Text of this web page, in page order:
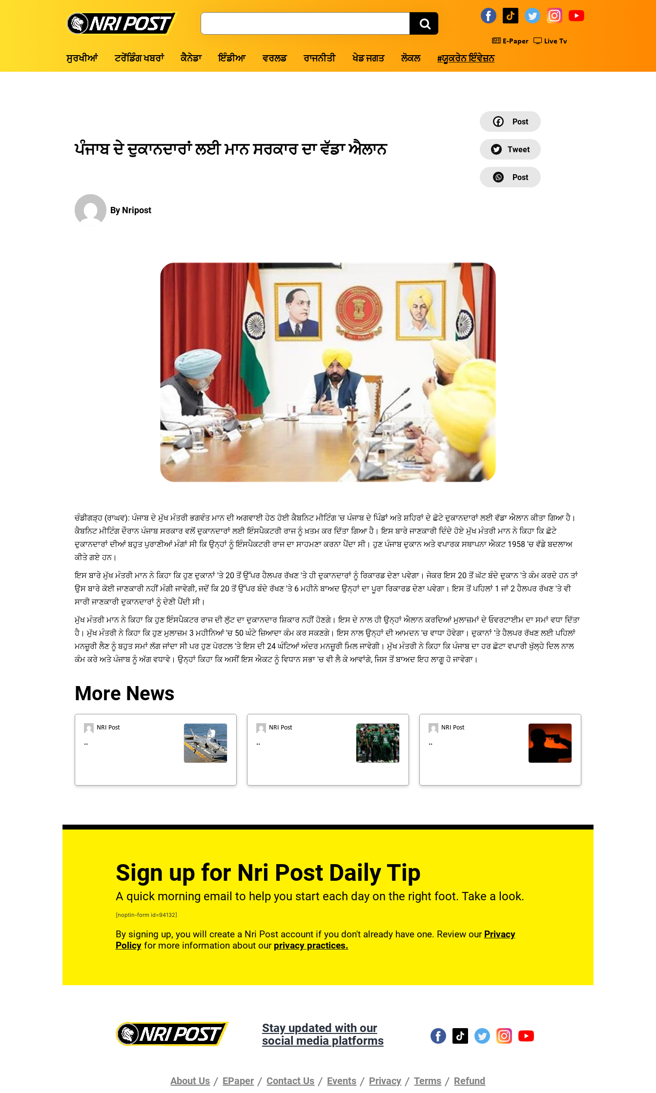
Post
Search
E-Paper Live Tv
ਸੁਰਖੀਆਂ ਟਰੇਂਡਿੰਗ ਖਬਰਾਂ ਕੈਨੇਡਾ ਇੰਡੀਆ ਵਰਲਡ ਰਾਜਨੀਤੀ ਖੇਡ ਜਗਤ ਲੋਕਲ #ਯੂਕਰੇਨ ਇੰਵੇਜ਼ਨ
ਪੰਜਾਬ ਦੇ ਦੁਕਾਨਦਾਰਾਂ ਲਈ ਮਾਨ ਸਰਕਾਰ ਦਾ ਵੱਡਾ ਐਲਾਨ
By Nripost
ਚੰਡੀਗੜ੍ਹ (ਰਾਘਵ): ਪੰਜਾਬ ਦੇ ਮੁੱਖ ਮੰਤਰੀ ਭਗਵੰਤ ਮਾਨ ਦੀ ਅਗਵਾਈ ਹੇਠ ਹੋਈ ਕੈਬਨਿਟ ਮੀਟਿੰਗ 'ਚ ਪੰਜਾਬ ਦੇ ਪਿੰਡਾਂ ਅਤੇ ਸ਼ਹਿਰਾਂ ਦੇ ਛੋਟੇ ਦੁਕਾਨਦਾਰਾਂ ਲਈ ਵੱਡਾ ਐਲਾਨ ਕੀਤਾ ਗਿਆ ਹੈ।
ਕੈਬਨਿਟ ਮੀਟਿੰਗ ਦੌਰਾਨ ਪੰਜਾਬ ਸਰਕਾਰ ਵਲੋਂ ਦੁਕਾਨਦਾਰਾਂ ਲਈ ਇੰਸਪੈਕਟਰੀ ਰਾਜ ਨੂੰ ਖ਼ਤਮ ਕਰ ਦਿੱਤਾ ਗਿਆ ਹੈ। ਇਸ ਬਾਰੇ ਜਾਣਕਾਰੀ ਦਿੰਦੇ ਹੋਏ ਮੁੱਖ ਮੰਤਰੀ ਮਾਨ ਨੇ ਕਿਹਾ ਕਿ ਛੋਟੇ
ਦੁਕਾਨਦਾਰਾਂ ਦੀਆਂ ਬਹੁਤ ਪੁਰਾਣੀਆਂ ਮੰਗਾਂ ਸੀ ਕਿ ਉਨ੍ਹਾਂ ਨੂੰ ਇੰਸਪੈਕਟਰੀ ਰਾਜ ਦਾ ਸਾਹਮਣਾ ਕਰਨਾ ਪੈਂਦਾ ਸੀ। ਹੁਣ ਪੰਜਾਬ ਦੁਕਾਨ ਅਤੇ ਵਪਾਰਕ ਸਥਾਪਨਾ ਐਕਟ 1958 'ਚ ਵੱਡੇ ਬਦਲਾਅ
ਕੀਤੇ ਗਏ ਹਨ।
ਇਸ ਬਾਰੇ ਮੁੱਖ ਮੰਤਰੀ ਮਾਨ ਨੇ ਕਿਹਾ ਕਿ ਹੁਣ ਦੁਕਾਨਾਂ 'ਤੇ 20 ਤੋਂ ਉੱਪਰ ਹੈਲਪਰ ਰੱਖਣ 'ਤੇ ਹੀ ਦੁਕਾਨਦਾਰਾਂ ਨੂੰ ਰਿਕਾਰਡ ਦੇਣਾ ਪਵੇਗਾ। ਜੇਕਰ ਇਸ 20 ਤੋਂ ਘੱਟ ਬੰਦੇ ਦੁਕਾਨ 'ਤੇ ਕੰਮ ਕਰਦੇ ਹਨ ਤਾਂ
ਉਸ ਬਾਰੇ ਕੋਈ ਜਾਣਕਾਰੀ ਨਹੀਂ ਮੰਗੀ ਜਾਵੇਗੀ, ਜਦੋਂ ਕਿ 20 ਤੋਂ ਉੱਪਰ ਬੰਦੇ ਰੱਖਣ 'ਤੇ 6 ਮਹੀਨੇ ਬਾਅਦ ਉਨ੍ਹਾਂ ਦਾ ਪੂਰਾ ਰਿਕਾਰਡ ਦੇਣਾ ਪਵੇਗਾ। ਇਸ ਤੋਂ ਪਹਿਲਾਂ 1 ਜਾਂ 2 ਹੈਲਪਰ ਰੱਖਣ 'ਤੇ ਵੀ
ਸਾਰੀ ਜਾਣਕਾਰੀ ਦੁਕਾਨਦਾਰਾਂ ਨੂੰ ਦੇਣੀ ਪੈਂਦੀ ਸੀ।
ਮੁੱਖ ਮੰਤਰੀ ਮਾਨ ਨੇ ਕਿਹਾ ਕਿ ਹੁਣ ਇੰਸਪੈਕਟਰ ਰਾਜ ਦੀ ਲੁੱਟ ਦਾ ਦੁਕਾਨਦਾਰ ਸ਼ਿਕਾਰ ਨਹੀਂ ਹੋਣਗੇ। ਇਸ ਦੇ ਨਾਲ ਹੀ ਉਨ੍ਹਾਂ ਐਲਾਨ ਕਰਦਿਆਂ ਮੁਲਾਜ਼ਮਾਂ ਦੇ ਓਵਰਟਾਈਮ ਦਾ ਸਮਾਂ ਵਧਾ ਦਿੱਤਾ
ਹੈ। ਮੁੱਖ ਮੰਤਰੀ ਨੇ ਕਿਹਾ ਕਿ ਹੁਣ ਮੁਲਾਜ਼ਮ 3 ਮਹੀਨਿਆਂ 'ਚ 50 ਘੰਟੇ ਜ਼ਿਆਦਾ ਕੰਮ ਕਰ ਸਕਣਗੇ। ਇਸ ਨਾਲ ਉਨ੍ਹਾਂ ਦੀ ਆਮਦਨ 'ਚ ਵਾਧਾ ਹੋਵੇਗਾ। ਦੁਕਾਨਾਂ 'ਤੇ ਹੈਲਪਰ ਰੱਖਣ ਲਈ ਪਹਿਲਾਂ
ਮਨਜ਼ੂਰੀ ਲੈਣ ਨੂੰ ਬਹੁਤ ਸਮਾਂ ਲੱਗ ਜਾਂਦਾ ਸੀ ਪਰ ਹੁਣ ਪੋਰਟਲ 'ਤੇ ਇਸ ਦੀ 24 ਘੰਟਿਆਂ ਅੰਦਰ ਮਨਜ਼ੂਰੀ ਮਿਲ ਜਾਵੇਗੀ। ਮੁੱਖ ਮੰਤਰੀ ਨੇ ਕਿਹਾ ਕਿ ਪੰਜਾਬ ਦਾ ਹਰ ਛੋਟਾ ਵਪਾਰੀ ਖੁੱਲ੍ਹੇ ਦਿਲ ਨਾਲ
ਕੰਮ ਕਰੇ ਅਤੇ ਪੰਜਾਬ ਨੂੰ ਅੱਗ ਵਧਾਵੇ। ਉਨ੍ਹਾਂ ਕਿਹਾ ਕਿ ਅਸੀਂ ਇਸ ਐਕਟ ਨੂੰ ਵਿਧਾਨ ਸਭਾ 'ਚ ਵੀ ਲੈ ਕੇ ਆਵਾਂਗੇ, ਜਿਸ ਤੋਂ ਬਾਅਦ ਇਹ ਲਾਗੂ ਹੋ ਜਾਵੇਗਾ।
More News
NRI Post
..
NRI Post
..
NRI Post
..
Sign up for Nri Post Daily Tip
A quick morning email to help you start each day on the right foot. Take a look.
[noptin-form id=94132]
By signing up, you will create a Nri Post account if you don't already have one. Review our Privacy
Policyfor more information about our privacy practices.
Stay updated with our
social media platforms
About Us EPaper Contact Us Events Privacy Terms Refund